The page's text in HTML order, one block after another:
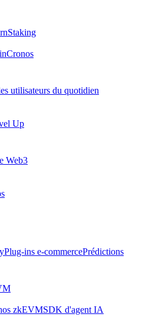
Staking
Cronos
utilisateurs du quotidien
Up
Web3
Plug-ins e-commercePrédictions
zkEVMSDK d'agent IA